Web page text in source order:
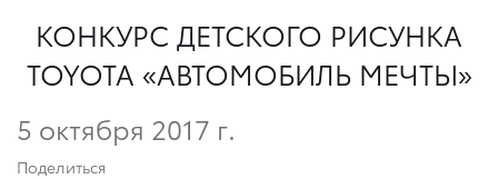
КОНКУРС ДЕТСКОГО РИСУНКА
TOYOTA «АВТОМОБИЛЬ МЕЧТЫ»
5 октября 2017 г.
Поделиться